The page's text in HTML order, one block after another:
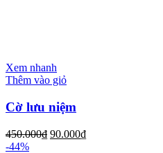
Xem nhanh
Thêm vào giỏ
Cờ lưu niệm
450.000₫ 90.000₫
-44%